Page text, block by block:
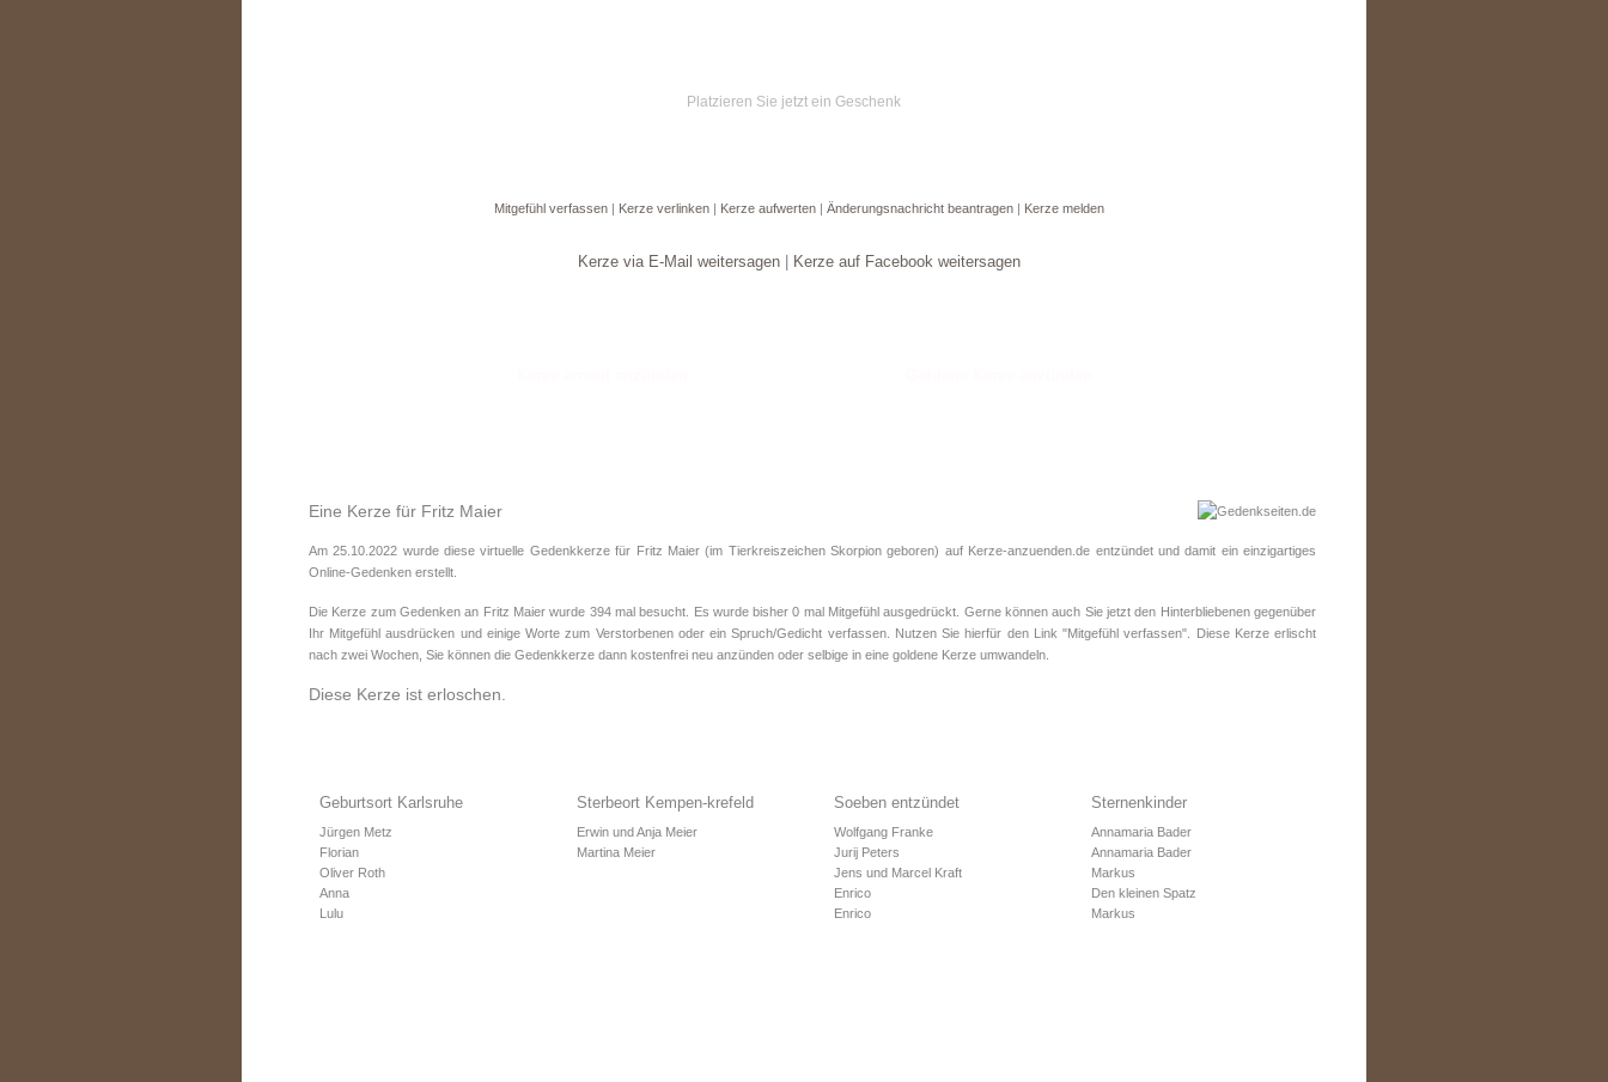
Platzieren Sie jetzt ein Geschenk
Mitgefühl verfassen | Kerze verlinken | Kerze aufwerten | Änderungsnachricht beantragen | Kerze melden
Kerze via E-Mail weitersagen Kerze auf Facebook weitersagen
Eine Kerze für Fritz Maier
Am 25.10.2022 wurde diese virtuelle Gedenkkerze für Fritz Maier (im TierkreiszeichenSkorpion geboren) auf Kerze-anzuenden.de entzündet und damit ein einzigartiges
Online-Gedenken erstellt.
Die Kerze zum Gedenken an Fritz Maier wurde 394 mal besucht. Es wurde bisher 0 mal Mitgefühl ausgedrückt. Gerne können auch Sie jetzt den Hinterbliebenen gegenüber
Ihr Mitgefühl ausdrücken und einige Worte zum Verstorbenen oder ein Spruch/Gedicht verfassen. Nutzen Sie hierfür den Link "Mitgefühl verfassen". Diese Kerze erlischt
nach zwei Wochen, Sie können die Gedenkkerze dann kostenfrei neu anzünden oder selbige in eine goldene Kerze umwandeln.
Diese Kerze ist erloschen.
Geburtsort Karlsruhe
Jürgen Metz
Florian
Oliver Roth
Anna
Lulu
Sterbeort Kempen-krefeld
Erwin und Anja Meier
Martina Meier
Soeben entzündet
Wolfgang Franke
Jurij Peters
Jens und Marcel Kraft
Enrico
Enrico
Sternenkinder
Annamaria Bader
Annamaria Bader
Markus
Den kleinen Spatz
Markus